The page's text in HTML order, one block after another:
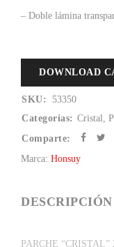
– Doble lámina
DOWNLOAD
SKU:
53350
Categorías: Cristal,
Comparte:
Marca: Honsuy
DESCRIPCIÓN
PARCHE